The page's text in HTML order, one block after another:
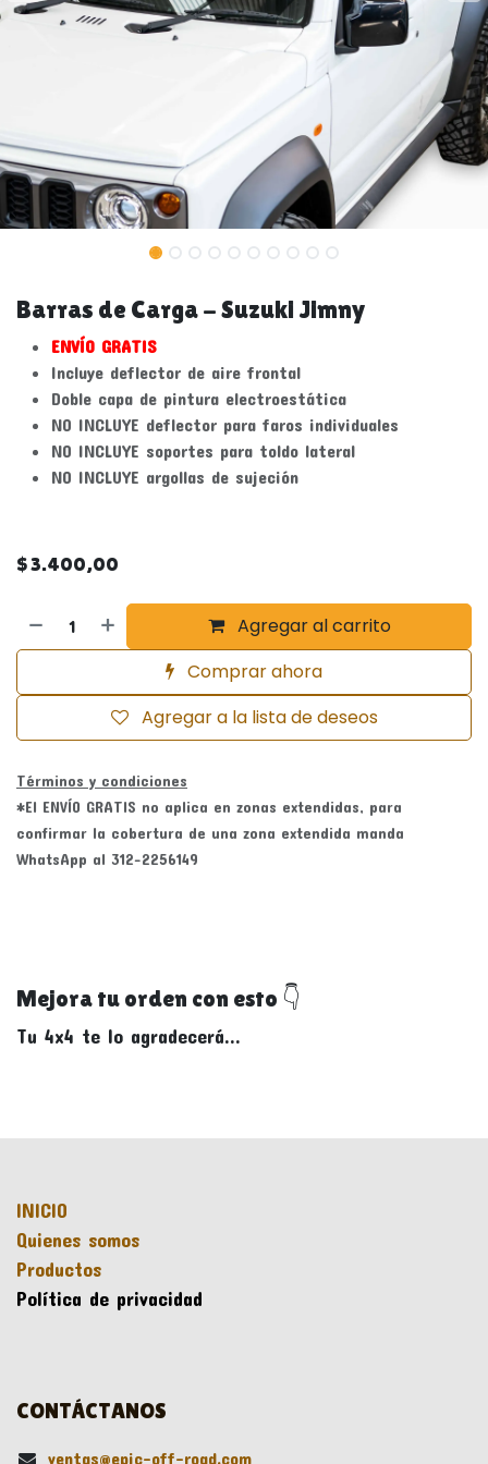
Barras de Carga - Suzuki Jimny
ENVÍO GRATIS
Incluye deflector de aire frontal
Doble capa de pintura electroestática
NO INCLUYE deflector para faros individuales
NO INCLUYE soportes para toldo lateral
NO INCLUYE argollas de sujeción
$3.400,00
Agregar al carrito
Comprar ahora
Agregar a la lista de deseos
Términos y condiciones
*El ENVÍO GRATIS no aplica en zonas extendidas, para
confirmar la cobertura de una zona extendida manda
WhatsApp al 312-2256149
Mejora tu orden con esto 👇
Tu 4x4 te lo agradecerá...
INICIO
Quienes somos
Productos
Política de privacidad
CONTÁCTANOS
ventas@epic-off-road.com